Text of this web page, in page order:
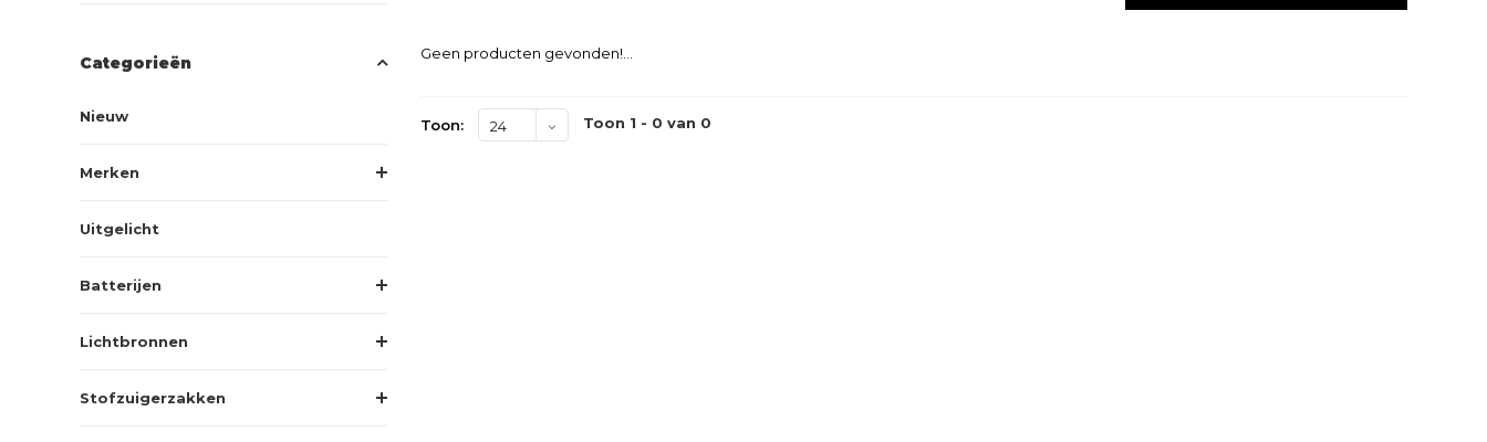
Categorieën
Nieuw
Merken
Uitgelicht
Batterijen
Lichtbronnen
Stofzuigerzakken
Geen producten gevonden!...
Toon: 24 Toon 1 - 0 van 0